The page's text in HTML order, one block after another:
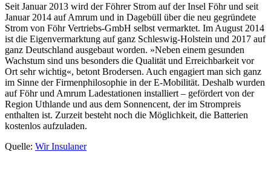
Seit Januar 2013 wird der Föhrer Strom auf der Insel Föhr und seit
Januar 2014 auf Amrum und in Dagebüll über die neu gegründete
Strom von Föhr Vertriebs-GmbH selbst vermarktet. Im August 2014
ist die Eigenvermarktung auf ganz Schleswig-Holstein und 2017 auf
ganz Deutschland ausgebaut worden. »Neben einem gesunden
Wachstum sind uns besonders die Qualität und Erreichbarkeit vor
Ort sehr wichtig«, betont Brodersen. Auch engagiert man sich ganz
im Sinne der Firmenphilosophie in der E-Mobilität. Deshalb wurden
auf Föhr und Amrum Ladestationen installiert – gefördert von der
Region Uthlande und aus dem Sonnencent, der im Strompreis
enthalten ist. Zurzeit besteht noch die Möglichkeit, die Batterien
kostenlos aufzuladen.
Quelle: Wir Insulaner